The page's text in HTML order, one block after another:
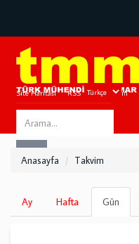
Site Haritası RSS Bize Ulaşın
Search
this
Anasayfa Takvim
Birincil
sekmeler
Ay Hafta Gün